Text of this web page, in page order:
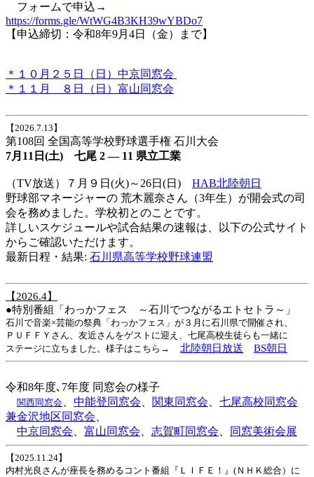
フォームで申込→
https://forms.gle/WtWG4B3KH39wYBDo7
【申込締切：令和8年9月4日（金）まで】
＊１０月２５日（日）中京同窓会
＊１１月 ８日（日）富山同窓会
【2026.7.13】
第108回 全国高等学校野球選手権 石川大会
7月11日(土) 七尾 2 ― 11 県立工業
（TV放送）７月９日(火)～26日(日) HAB北陸朝日
野球部マネージャーの 荒木麗奈さん（3年生）が開会式の司
会を務めました。学校初とのことです。
詳しいスケジュールや試合結果の速報は、以下の公式サイト
からご確認いただけます。
最新日程・結果: 石川県高等学校野球連盟
【2026.4】
●特別番組「わっかフェス ～石川でつながるエトセトラ～」
石川で音楽×芸能の祭典「わっかフェス」が ３月に石川県で開催され、
ＰＵＦＦＹさん、友近さんをゲストに迎え、七尾高校生徒らも一緒に
ステージに立ちました。様子はこちら→
北陸朝日放送 BS朝日
令和8年度､7年度 同窓会の様子
関西同窓会 中能登同窓会 関東同窓会
七尾高校同窓会
兼金沢地区同窓会
中京同窓会
富山同窓会 志賀町同窓会 同窓美術会展
【2025.11.24】
内村光良さんが座長を務めるコント番組『ＬＩＦＥ！』(ＮＨＫ総合）に